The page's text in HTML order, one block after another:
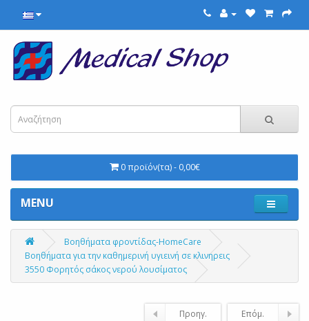
0 προϊόν(τα) - 0,00€
MENU
Βοηθήματα φροντίδας-HomeCare
Βοηθήματα για την καθημερινή υγιεινή σε κλινηρεις
3550 Φορητός σάκος νερού λουσίματος
Προηγ. Επόμ.